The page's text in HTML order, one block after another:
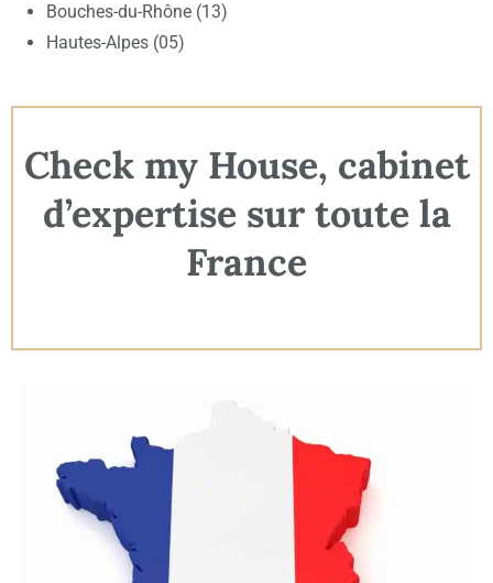
Bouches-du-Rhône (13)
Hautes-Alpes (05)
Check my House, cabinet
d’expertise sur toute la
France